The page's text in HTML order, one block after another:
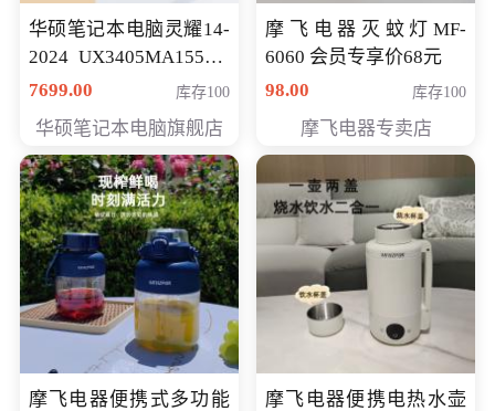
华硕笔记本电脑灵耀14-
2024 UX3405MA155夜
空蓝 oled 智慧轻薄本 会
7699.00 库存100
华硕笔记本电脑旗舰店
摩飞电器灭蚊灯MF-
6060 会员专享价68元
98.00
库存100
摩飞电器专卖店
摩飞电器便携式多功能
摩飞电器便携电热水壶